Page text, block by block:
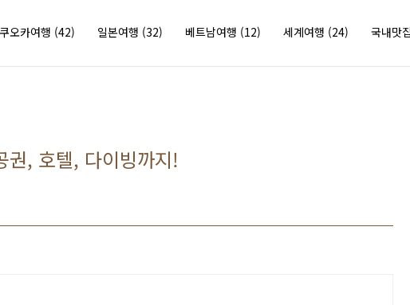
오카여행 (42) 일본여행 (32) 베트남여행 (12) 세계여행 (24) 국내맛집
권, 호텔, 다이빙까지!